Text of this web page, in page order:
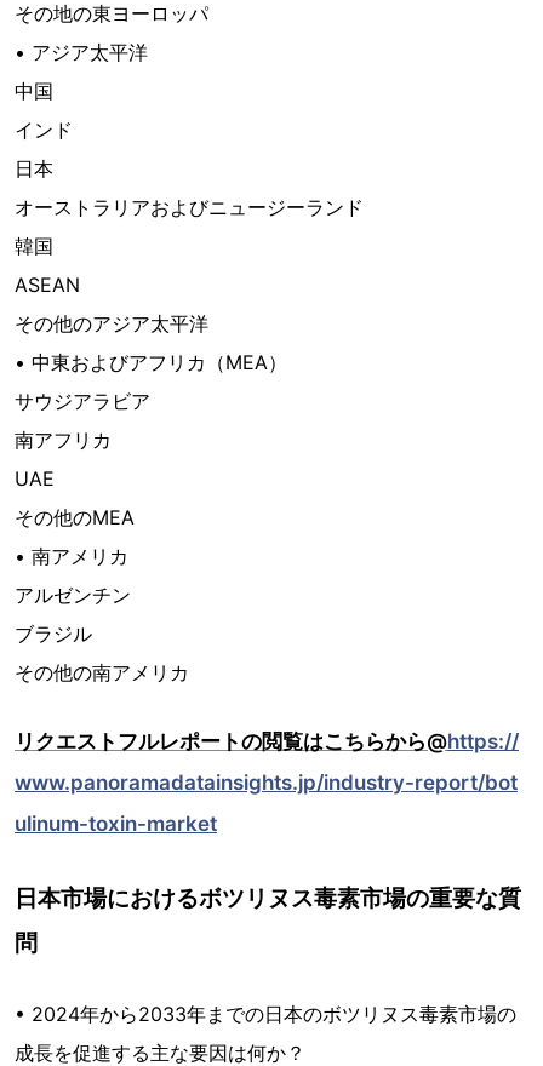
その地の東ヨーロッパ
• アジア太平洋
中国
インド
日本
オーストラリアおよびニュージーランド
韓国
ASEAN
その他のアジア太平洋
• 中東およびアフリカ（MEA）
サウジアラビア
南アフリカ
UAE
その他のMEA
• 南アメリカ
アルゼンチン
ブラジル
その他の南アメリカ
リクエストフルレポートの閲覧はこちらから@https://
www.panoramadatainsights.jp/industry-report/bot
ulinum-toxin-market
日本市場におけるボツリヌス毒素市場の重要な質
問
• 2024年から2033年までの日本のボツリヌス毒素市場の
成長を促進する主な要因は何か？